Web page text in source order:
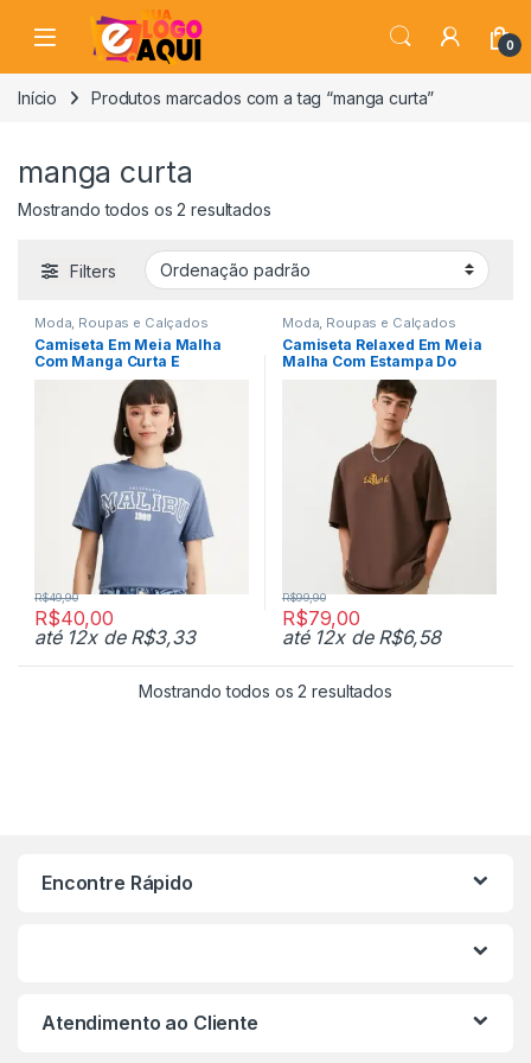
Skip to navigation
Skip to content
0
Início Produtos marcados com a tag “manga curta”
manga curta
Mostrando todos os 2 resultados
Filters
Moda, Roupas e Calçados
Camiseta Em Meia Malha
Com Manga Curta E
Lettering Malibu 1989 Azul
R$40,00
R$49,90
até 12x de R$3,33
Moda, Roupas e Calçados
Camiseta Relaxed Em Meia
Malha Com Estampa Do
Coyote Marrom
R$79,00
R$99,90
até 12x de R$6,58
Mostrando todos os 2 resultados
Encontre Rápido
Atendimento ao Cliente